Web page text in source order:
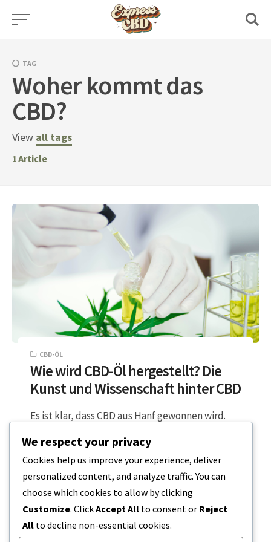
Skip
TAG
Woher kommt das
CBD?
View all tags
1Article
CBD-ÖL
Wie wird CBD-Öl hergestellt? Die
Kunst und Wissenschaft hinter CBD
Es ist klar, dass CBD aus Hanf gewonnen wird.
grünen und blattreichen…
4 MINUTEN LESEZEIT 20. MÄRZ 2024
We respect your privacy
Cookies help us improve your experience, deliver
personalized content, and analyze traffic. You can
choose which cookies to allow by clicking
Customize. ClickAccept All to consent or Reject
All to decline non-essential cookies.